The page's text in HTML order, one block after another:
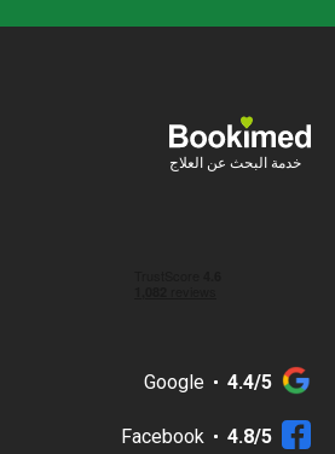
البحث عن العلاج
4.4/5
Google
4.8/5
Facebook